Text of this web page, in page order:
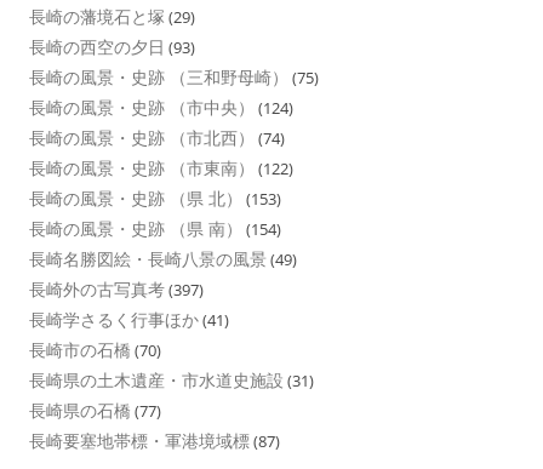
長崎の藩境石と塚 (29)
長崎の西空の夕日 (93)
長崎の風景・史跡 （三和野母崎） (75)
長崎の風景・史跡 （市中央） (124)
長崎の風景・史跡 （市北西） (74)
長崎の風景・史跡 （市東南） (122)
長崎の風景・史跡 （県 北） (153)
長崎の風景・史跡 （県 南） (154)
長崎名勝図絵・長崎八景の風景 (49)
長崎外の古写真考(397)
長崎学さるく行事ほか(41)
長崎市の石橋 (70)
長崎県の土木遺産・市水道史施設 (31)
長崎県の石橋 (77)
長崎要塞地帯標・軍港境域標(87)